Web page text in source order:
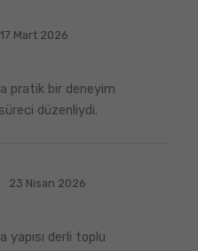
17 Mart 2026
pratik bir deneyim
düzenliydi.
23 Nisan 2026
yapısı derli toplu